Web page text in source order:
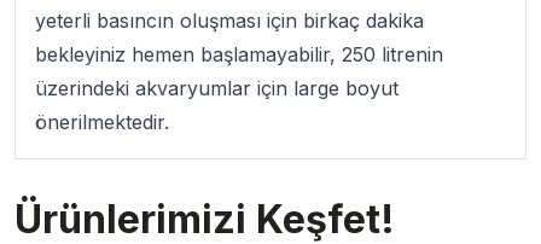
yeterli basıncın oluşması için birkaç dakika
bekleyiniz hemen başlamayabilir, 250 litrenin
üzerindeki akvaryumlar için large boyut
önerilmektedir.
Ürünlerimizi Keşfet!